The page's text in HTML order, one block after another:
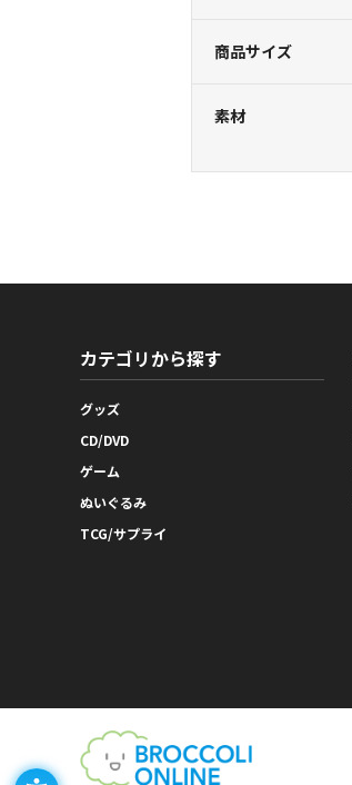
商品サイズ
素材
カテゴリから探す
グッズ
CD/DVD
ゲーム
ぬいぐるみ
TCG/サプライ